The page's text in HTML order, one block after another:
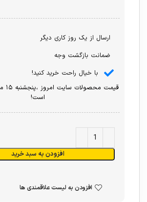
ارسال از یک روز کاری دیگر
ضمانت بازگشت وجه
با خیال راحت خرید کنید!
است!
افزودن به سبد خرید
افزودن به لیست علاقمندی ها